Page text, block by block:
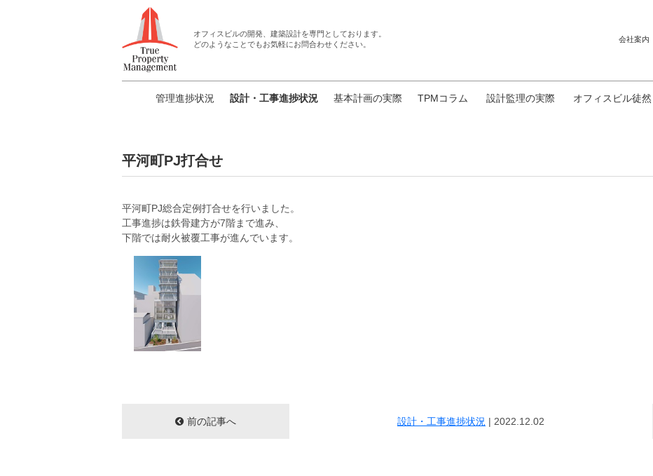
オフィスビルの開発、建築設計を専門としております。
どのようなことでもお気軽にお問合わせください。
会社案内
管理進捗状況 設計・工事進捗状況 基本計画の実際 TPMコラム 設計監理の実際 オフィスビル徒然
平河町PJ打合せ
平河町PJ総合定例打合せを行いました。
工事進捗は鉄骨建方が7階まで進み、
下階では耐火被覆工事が進んでいます。
前の記事へ 設計・工事進捗状況 | 2022.12.02